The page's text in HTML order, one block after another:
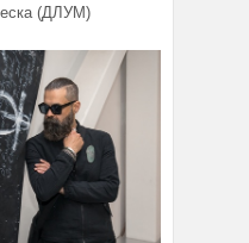
(ДЛУМ)